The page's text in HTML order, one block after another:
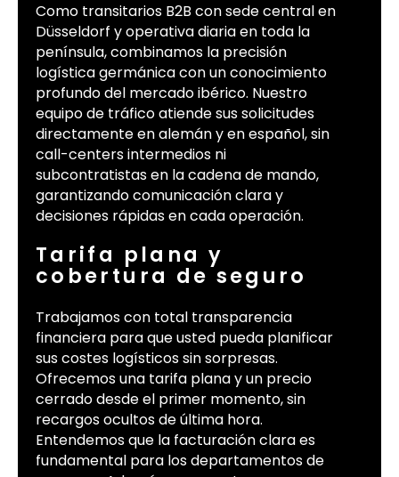
Como transitarios B2B con sede central en
Düsseldorf y operativa diaria en toda la
península, combinamos la precisión
logística germánica con un conocimiento
profundo del mercado ibérico. Nuestro
equipo de tráfico atiende sus solicitudes
directamente en alemán y en español, sin
call-centers intermedios ni
subcontratistas en la cadena de mando,
garantizando comunicación clara y
decisiones rápidas en cada operación.
Tarifa plana y
cobertura de seguro
Trabajamos con total transparencia
financiera para que usted pueda planificar
sus costes logísticos sin sorpresas.
Ofrecemos una tarifa plana y un precio
cerrado desde el primer momento, sin
recargos ocultos de última hora.
Entendemos que la facturación clara es
fundamental para los departamentos de